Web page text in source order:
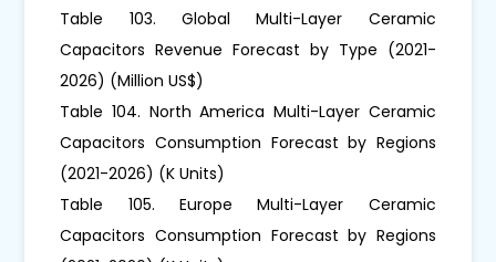
Table 103. Global Multi-Layer Ceramic
Capacitors Revenue Forecast by Type (2021-
2026) (Million US$)
Table 104. North America Multi-Layer Ceramic
Capacitors Consumption Forecast by Regions
(2021-2026) (K Units)
Table 105. Europe Multi-Layer Ceramic
Capacitors Consumption Forecast by Regions